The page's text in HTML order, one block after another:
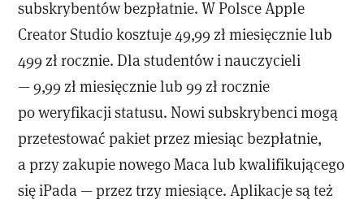
subskrybentów bezpłatnie. W Polsce Apple
Creator Studio kosztuje 49,99 zł miesięcznie lub
499 zł rocznie. Dla studentów i nauczycieli
— 9,99 zł miesięcznie lub 99 zł rocznie
po weryfikacji statusu. Nowi subskrybenci mogą
przetestować pakiet przez miesiąc bezpłatnie,
a przy zakupie nowego Maca lub kwalifikującego
się iPada — przez trzy miesiące. Aplikacje są też